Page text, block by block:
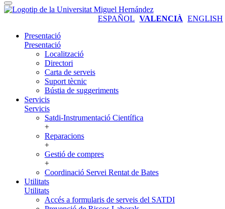
ESPAÑOL VALENCIÀ ENGLISH
Presentació
Presentació
Localització
Directori
Carta de serveis
Suport tècnic
Bústia de suggeriments
Servicis
Servicis
Satdi-Instrumentació Científica
+
Reparacions
+
Gestió de compres
+
Coordinació Servei Rentat de Bates
Utilitats
Utilitats
Accés a formularis de serveis del SATDI